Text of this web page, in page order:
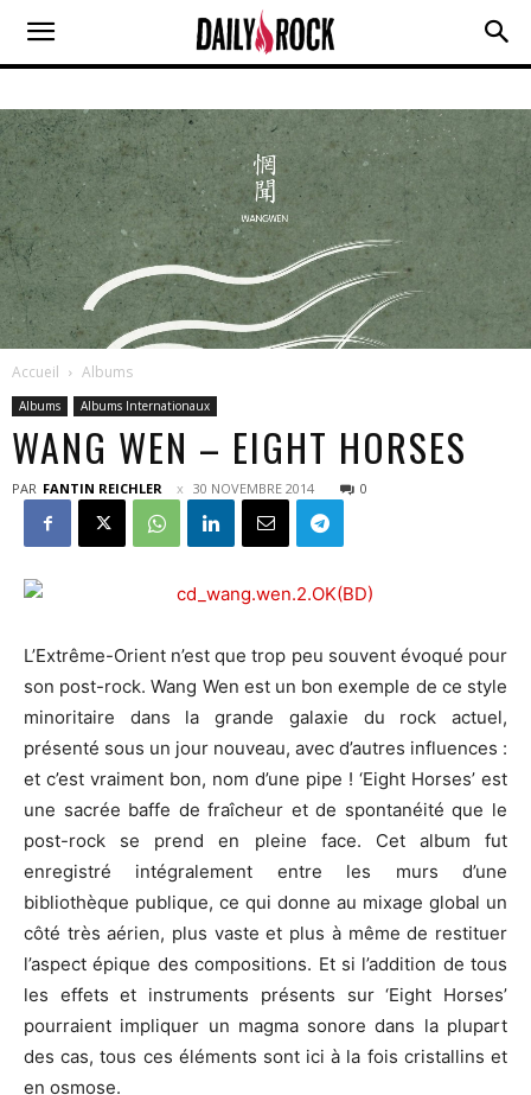
Accueil Albums
Albums Albums Internationaux
WANG WEN – EIGHT HORSES
PAR FANTIN REICHLER 30 NOVEMBRE 2014 0
L’Extrême-Orient n’est que trop peu souvent évoqué pour
son post-rock. Wang Wen est un bon exemple de ce style
minoritaire dans la grande galaxie du rock actuel,
présenté sous un jour nouveau, avec d’autres influences :
et c’est vraiment bon, nom d’une pipe ! ‘Eight Horses’ est
une sacrée baffe de fraîcheur et de spontanéité que le
post-rock se prend en pleine face. Cet album fut
enregistré intégralement entre les murs d’une
bibliothèque publique, ce qui donne au mixage global un
côté très aérien, plus vaste et plus à même de restituer
l’aspect épique des compositions. Et si l’addition de tous
les effets et instruments présents sur ‘Eight Horses’
pourraient impliquer un magma sonore dans la plupart
des cas, tous ces éléments sont ici à la fois cristallins et
en osmose.